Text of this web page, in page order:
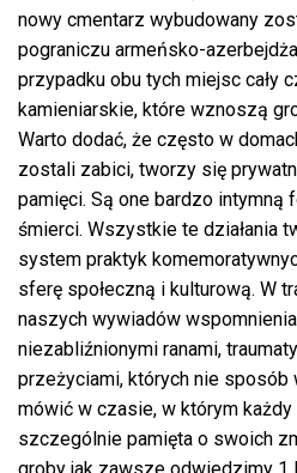
nowy cmentarz wybudowany
pograniczu armeńsko-
przypadku obu tych miejsc cały
kamieniarskie, które wznoszą
Warto dodać, że często w
zostali zabici, tworzy się
pamięci. Są one bardzo intymną
śmierci. Wszystkie te działania
system praktyk
sferę społeczną i kulturową. W
naszych wywiadów
niezabliźnionymi ranami,
przeżyciami, których nie sposób
mówić w czasie, w którym każdy
szczególnie pamięta o swoich